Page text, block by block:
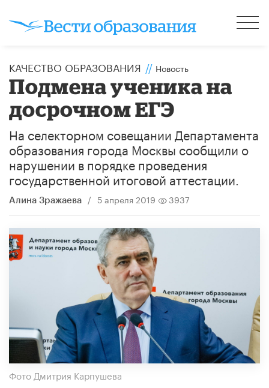
КАЧЕСТВО ОБРАЗОВАНИЯ // Новость
Подмена ученика на
досрочном ЕГЭ
На селекторном совещании Департамента
образования города Москвы сообщили о
нарушении в порядке проведения
государственной итоговой аттестации.
Алина Зражаева / 5 апреля 2019 3937
Фото Дмитрия Карпушева